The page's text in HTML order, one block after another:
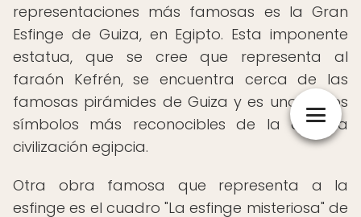
representaciones más famosas es la Gran
Esfinge de Guiza, en Egipto. Esta imponente
estatua, que se cree que representa al
faraón Kefrén, se encuentra cerca de las
famosas pirámides de Guiza y es uno de los
símbolos más reconocibles de la antigua
civilización egipcia.
Otra obra famosa que representa a la
esfinge es el cuadro "La esfinge misteriosa" de